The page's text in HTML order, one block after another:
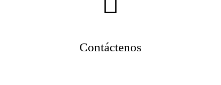
Contáctenos